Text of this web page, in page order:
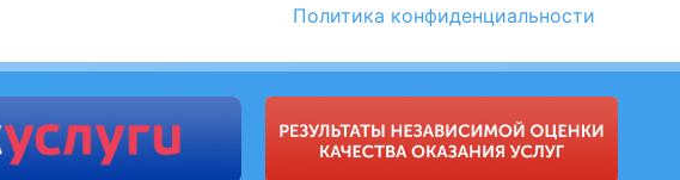
Политика конфиденциальности